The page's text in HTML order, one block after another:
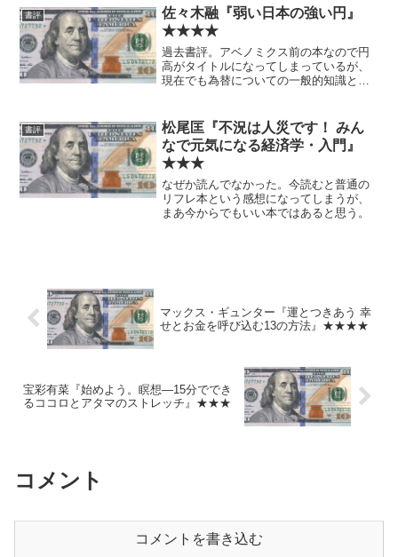
できないという人には、オススメする。
書評
佐々木融『弱い日本の強い円』
★★★★
過去書評。アベノミクス前の本なので円
高がタイトルになってしまっているが、
現在でも為替についての一般的知識とし
書評
松尾匡『不況は人災です！ みん
なで元気になる経済学・入門』
★★★
なぜか読んでなかった。今読むと普通の
リフレ本という感想になってしまうが、
まあ今からでもいい本ではあると思う。
マックス・ギュンター『運とつきあう 幸
せとお金を呼び込む13の方法』★★★★
宝彩有菜『始めよう。瞑想―15分ででき
るココロとアタマのストレッチ』★★★
コメント
コメントを書き込む